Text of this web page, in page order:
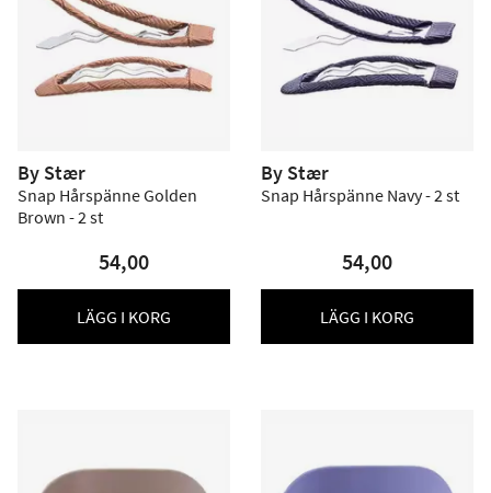
By Stær
Snap Hårspänne Golden
Brown - 2 st
54,00
LÄGG I KORG
By Stær
Snap Hårspänne Navy - 2 st
54,00
LÄGG I KORG